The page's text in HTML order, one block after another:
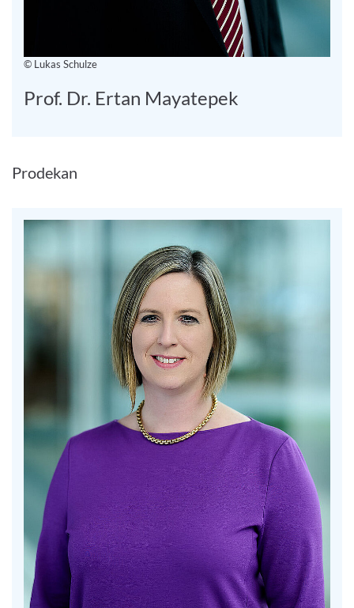
© Lukas Schulze
Prof. Dr. Ertan Mayatepek
Prodekan